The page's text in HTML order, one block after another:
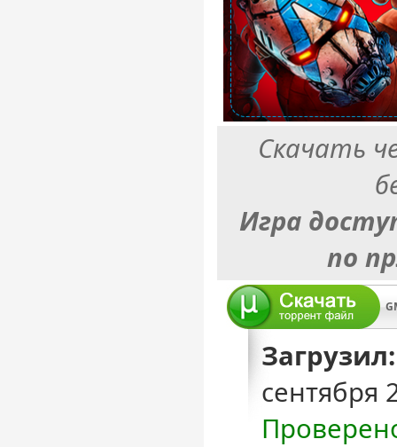
Скачать
Игра
по
Загрузил:
сентября